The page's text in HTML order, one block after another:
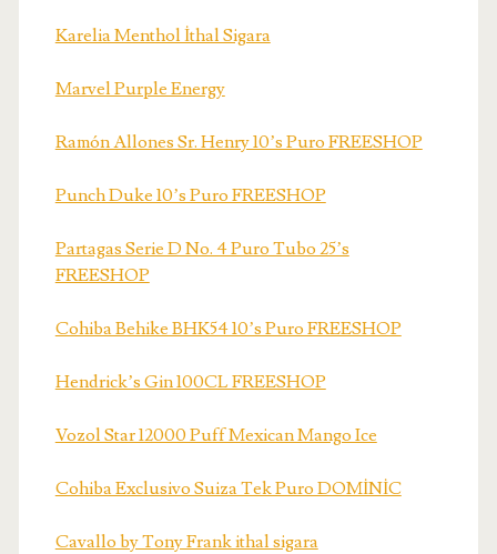
Karelia Menthol İthal Sigara
Marvel Purple Energy
Ramón Allones Sr. Henry 10’s Puro FREESHOP
Punch Duke 10’s Puro FREESHOP
Partagas Serie D No. 4 Puro Tubo 25’s
FREESHOP
Cohiba Behike BHK54 10’s Puro FREESHOP
Hendrick’s Gin 100CL FREESHOP
Vozol Star 12000 Puff Mexican Mango Ice
Cohiba Exclusivo Suiza Tek Puro DOMİNİC
Cavallo by Tony Frank ithal sigara